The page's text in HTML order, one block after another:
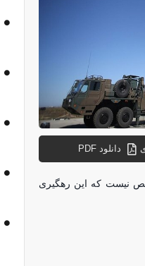
دانلود PDF
نیست که این رهگیری